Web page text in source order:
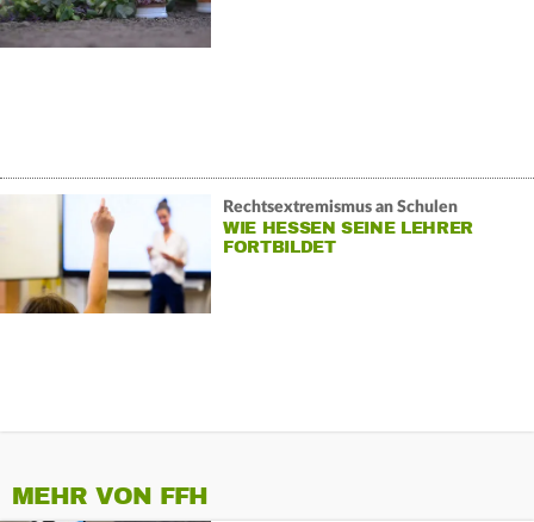
Rechtsextremismus an Schulen
WIE HESSEN SEINE LEHRER
FORTBILDET
MEHR VON FFH